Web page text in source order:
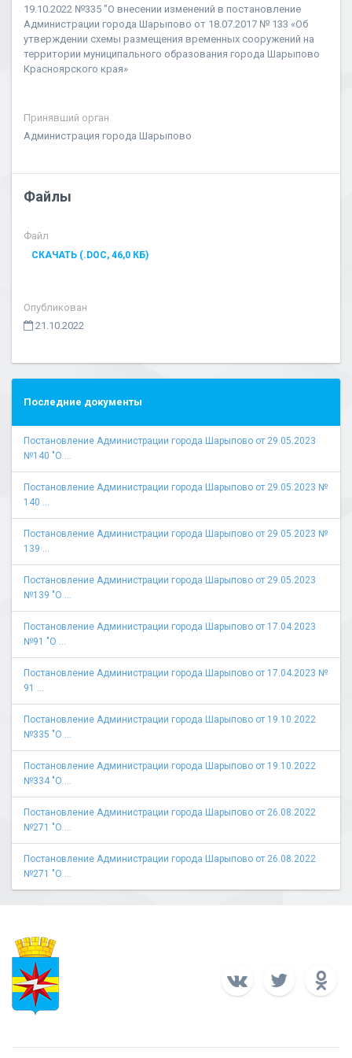
19.10.2022 №335 "О внесении изменений в постановление
Администрации города Шарыпово от 18.07.2017 № 133 «Об
утверждении схемы размещения временных сооружений на
территории муниципального образования города Шарыпово
Красноярского края»
Принявший орган
Администрация города Шарыпово
Файлы
Файл
СКАЧАТЬ (.DOC, 46,0 КБ)
Опубликован
21.10.2022
Последние документы
Постановление Администрации города Шарыпово от 29.05.2023
№140 "О ...
Постановление Администрации города Шарыпово от 29.05.2023 №
140 ...
Постановление Администрации города Шарыпово от 29.05.2023 №
139 ...
Постановление Администрации города Шарыпово от 29.05.2023
№139 "О ...
Постановление Администрации города Шарыпово от 17.04.2023
№91 "О ...
Постановление Администрации города Шарыпово от 17.04.2023 №
91 ...
Постановление Администрации города Шарыпово от 19.10.2022
№335 "О ...
Постановление Администрации города Шарыпово от 19.10.2022
№334 "О ...
Постановление Администрации города Шарыпово от 26.08.2022
№271 "О ...
Постановление Администрации города Шарыпово от 26.08.2022
№271 "О ...